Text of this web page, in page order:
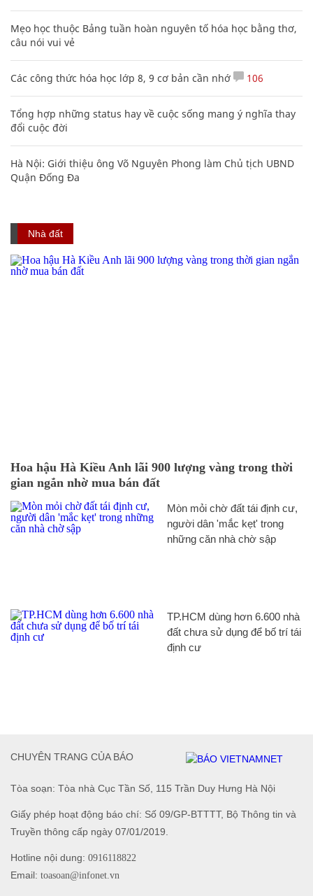
Mẹo học thuộc Bảng tuần hoàn nguyên tố hóa học bằng thơ,
câu nói vui vẻ
Các công thức hóa học lớp 8, 9 cơ bản cần nhớ 106
Tổng hợp những status hay về cuộc sống mang ý nghĩa thay
đổi cuộc đời
Hà Nội: Giới thiệu ông Võ Nguyên Phong làm Chủ tịch UBND
Quận Đống Đa
Nhà đất
Hoa hậu Hà Kiều Anh lãi 900 lượng vàng trong thời
gian ngắn nhờ mua bán đất
Mòn mỏi chờ đất tái định cư,
người dân 'mắc kẹt' trong
những căn nhà chờ sập
TP.HCM dùng hơn 6.600 nhà
đất chưa sử dụng để bố trí tái
định cư
Tòa soạn: Tòa nhà Cục Tần Số, 115 Trần Duy Hưng Hà Nội
Giấy phép hoạt động báo chí: Số 09/GP-BTTTT, Bộ Thông tin và
Truyền thông cấp ngày 07/01/2019.
Hotline nội dung: 0916118822
Email: toasoan@infonet.vn
CHUYÊN TRANG CỦA BÁO